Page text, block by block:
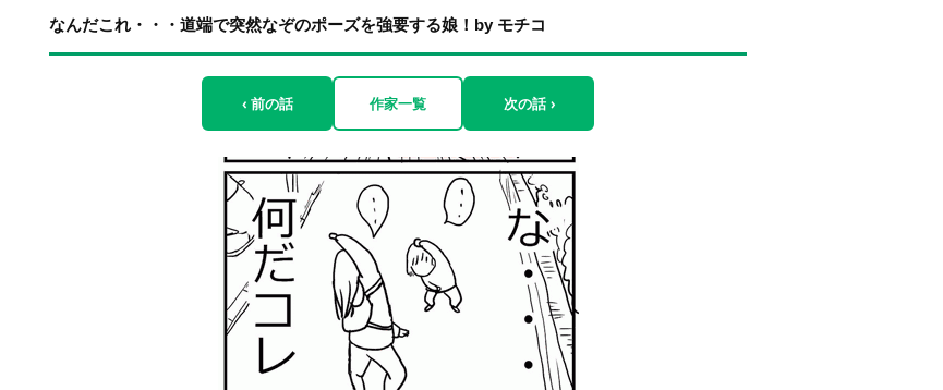
なんだこれ・・・道端で突然なぞのポーズを強要する娘！by モチコ
‹ 前の話 作家一覧 次の話 ›